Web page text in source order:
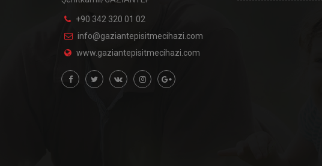
+90 342 320 01 02
info@gaziantepisitmecihazi.com
www.gaziantepisitmecihazi.com